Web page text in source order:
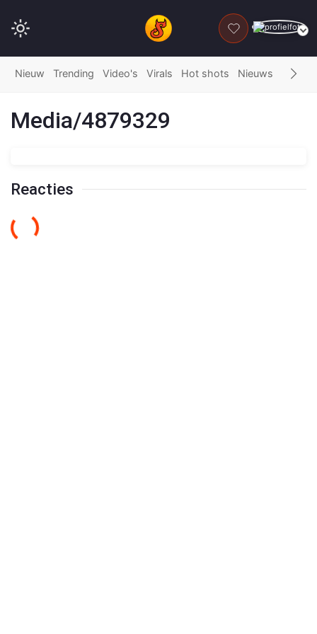
DONEER
Nieuw Trending Video's Virals Hot shots Nieuws Fails
Media/4879329
Reacties